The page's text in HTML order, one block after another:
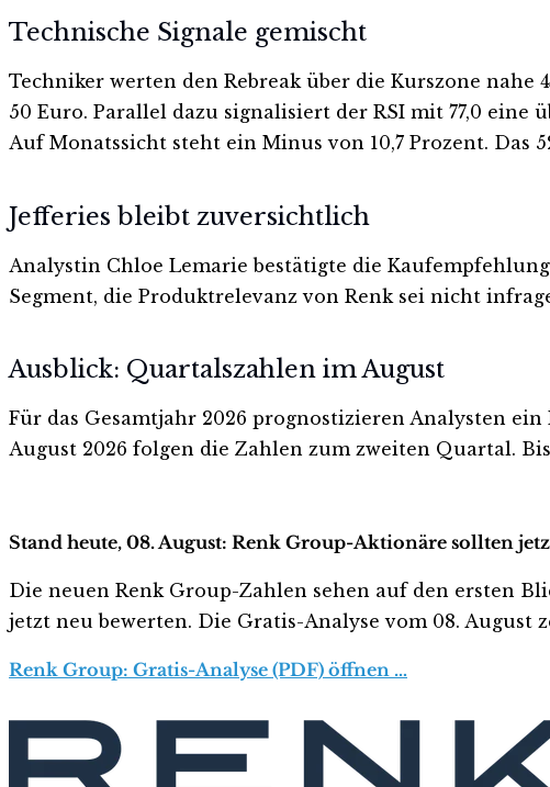
Technische Signale gemischt
Techniker werten den Rebreak über die Kurszone nahe
50 Euro. Parallel dazu signalisiert der RSI mit 77,0
Auf Monatssicht steht ein Minus von 10,7 Prozent. Das
Jefferies bleibt zuversichtlich
Analystin Chloe Lemarie bestätigte die
Segment, die Produktrelevanz von Renk sei nicht
Ausblick: Quartalszahlen im August
Für das Gesamtjahr 2026 prognostizieren Analysten
August 2026 folgen die Zahlen zum zweiten Quartal.
Stand heute, 08. August: Renk Group-Aktionäre sollten
Die neuen Renk Group-Zahlen sehen auf den ersten
jetzt neu bewerten. Die Gratis-Analyse vom 08. August
Renk Group: Gratis-Analyse (PDF) öffnen …